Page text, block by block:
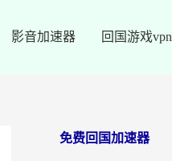
影音加速器 回国游戏vpn
免费回国加速器